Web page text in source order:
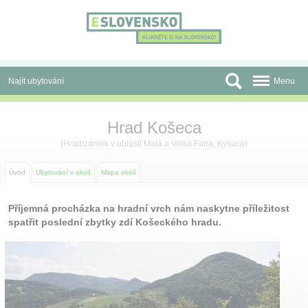
Najít ubytování
Slevy a Last Minute
Autobusové zájezdy
Před cestou
O nás
Menu
Hrad Košeca
( Hrad/zámek v oblasti Malá a Velká Fatra, Kysuca)
Úvod Ubytování v okolí Mapa okolí
Příjemná procházka na hradní vrch nám naskytne příležitost
spatřit poslední zbytky zdí Košeckého hradu.